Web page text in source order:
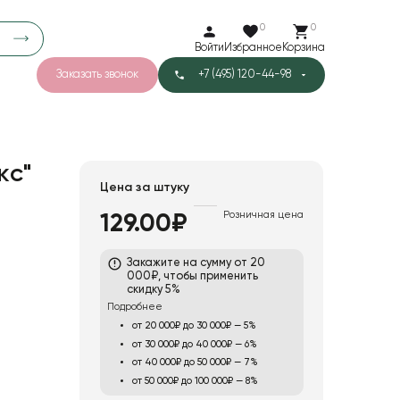
Войти
0
Избранное
0
Корзина
Заказать звонок +7 (495) 120-44-98
Цена за штуку
129.00₽ Розничная цена
Закажите на сумму от 20
000₽, чтобы применить
скидку 5%
Подробнее
от 20 000₽ до 30 000₽ — 5%
от 30 000₽ до 40 000₽ — 6%
от 40 000₽ до 50 000₽ — 7%
от 50 000₽ до 100 000₽ — 8%